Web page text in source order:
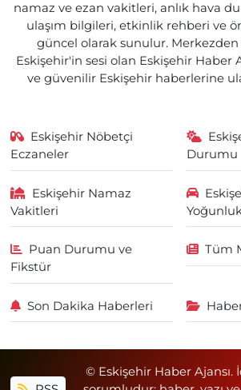
namaz ve ezan vakitleri, anlık hava
ulaşım bilgileri, etkinlik rehberi ve
güncel olarak sunulur.
Eskişehir'in sesi olan Eskişehir Haber
ve güvenilir Eskişehir haberlerine
Eskişehir Nöbetçi
Eczaneler
Durumu
Eskişehir Namaz
Vakitleri
Puan Durumu ve
Fikstür
Tüm
Son Dakika Haberleri
© Eskişehir Haber Ajansı.